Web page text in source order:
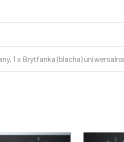
1 x Brytfanka (blacha) uniwersalna